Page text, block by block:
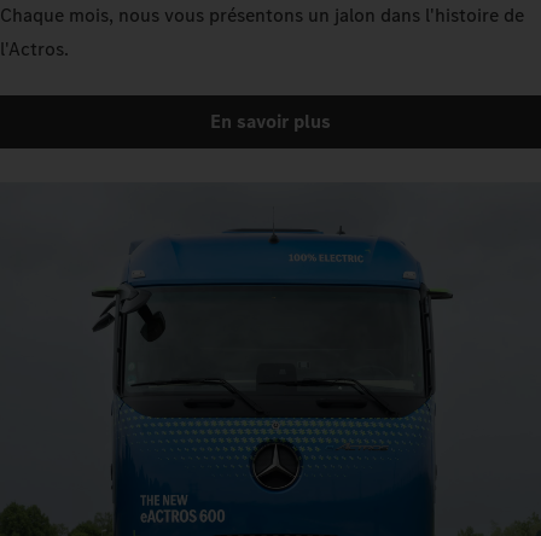
Chaque mois, nous vous présentons un jalon dans l'histoire de
l'Actros.
En savoir plus